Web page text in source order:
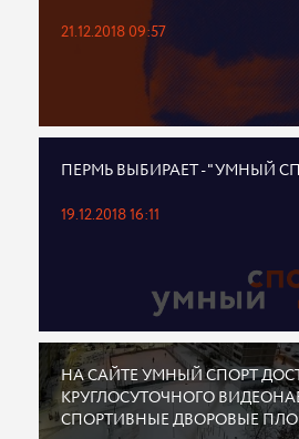
21.12.2018 09:57
ПЕРМЬ ВЫБИРАЕТ - "УМНЫЙ
19.12.2018 16:11
НА САЙТЕ УМНЫЙ СПОРТ
КРУГЛОСУТОЧНОГО
СПОРТИВНЫЕ ДВОРОВЫЕ